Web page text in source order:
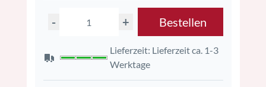
- + Bestellen
Lieferzeit: Lieferzeit ca. 1-3
Werktage